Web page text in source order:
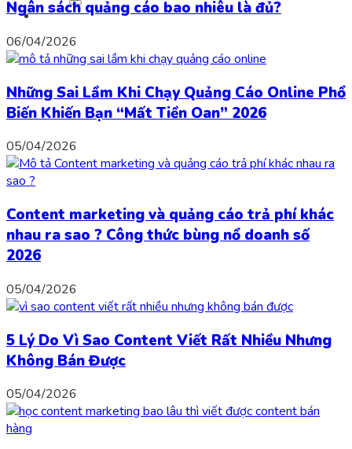
Ngân sách quảng cáo bao nhiêu là đủ?
06/04/2026
Những Sai Lầm Khi Chạy Quảng Cáo Online Phổ
Biến Khiến Bạn “Mất Tiền Oan” 2026
05/04/2026
Content marketing và quảng cáo trả phí khác
nhau ra sao ? Công thức bùng nổ doanh số
2026
05/04/2026
5 Lý Do Vì Sao Content Viết Rất Nhiều Nhưng
Không Bán Được
05/04/2026